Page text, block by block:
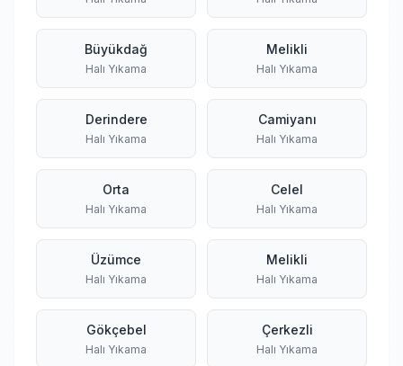
Büyükdağ
Halı Yıkama
Melikli
Halı Yıkama
Derindere
Halı Yıkama
Camiyanı
Halı Yıkama
Orta
Halı Yıkama
Celel
Halı Yıkama
Üzümce
Halı Yıkama
Melikli
Halı Yıkama
Gökçebel
Halı Yıkama
Çerkezli
Halı Yıkama